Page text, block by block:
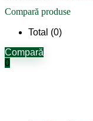
Compară produse
Total (0)
Compară
0